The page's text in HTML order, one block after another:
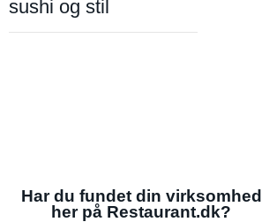
sushi og stil
Har du fundet din virksomhed
her på Restaurant.dk?